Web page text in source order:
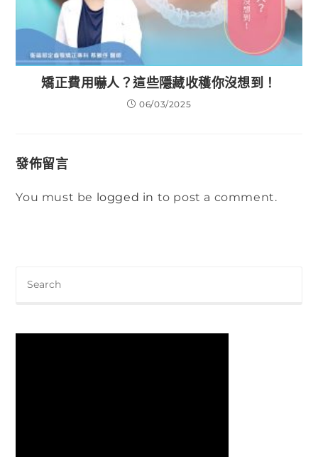
矯正費用嚇人？這些隱藏收穫你沒想到！
06/03/2025
發佈留言
You must be logged in to post a comment.